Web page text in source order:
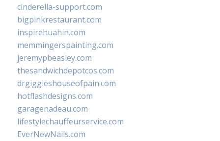
cinderella-support.com
bigpinkrestaurant.com
inspirehuahin.com
memmingerspainting.com
jeremypbeasley.com
thesandwichdepotcos.com
drgiggleshouseofpain.com
hotflashdesigns.com
garagenadeau.com
lifestylechauffeurservice.com
EverNewNails.com